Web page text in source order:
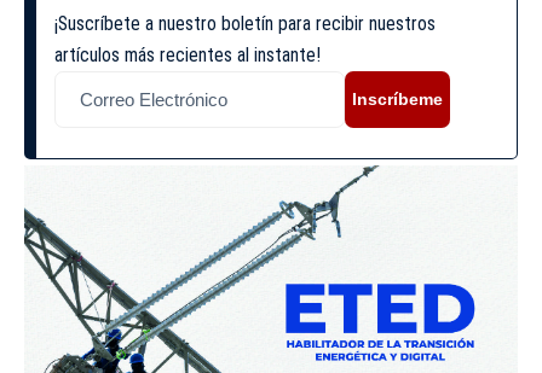
¡Suscríbete a nuestro boletín para recibir nuestros
artículos más recientes al instante!
Inscríbeme